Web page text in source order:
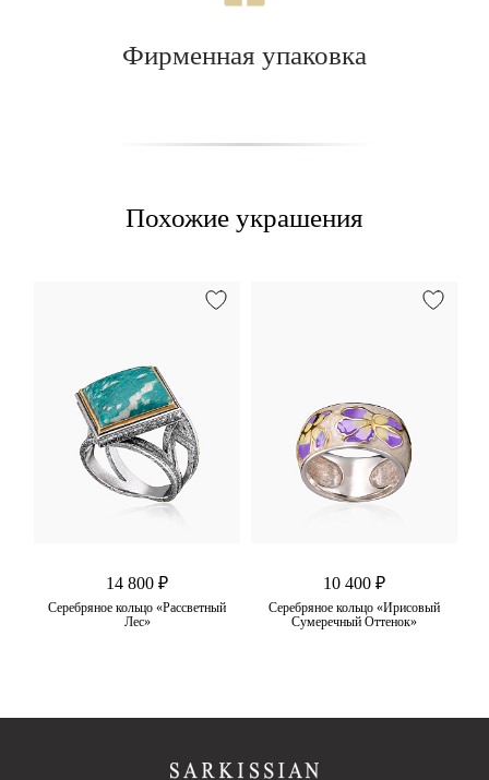
Фирменная упаковка
Похожие украшения
14 800 ₽
Серебряное кольцо «Рассветный
Лес»
10 400 ₽
Серебряное кольцо «Ирисовый
Сумеречный Оттенок»